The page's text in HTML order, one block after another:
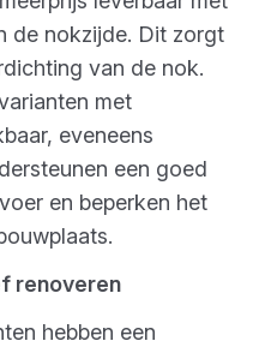
de nokzijde. Dit zorgt
van de nok.
met
eveneens
een goed
en beperken het
renoveren
hebben een